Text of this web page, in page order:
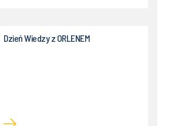
Dzień Wiedzy z ORLENEM